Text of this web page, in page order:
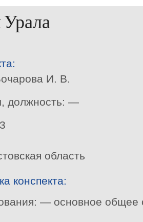
И. В.
должность: —
область
конспекта:
— основное общее